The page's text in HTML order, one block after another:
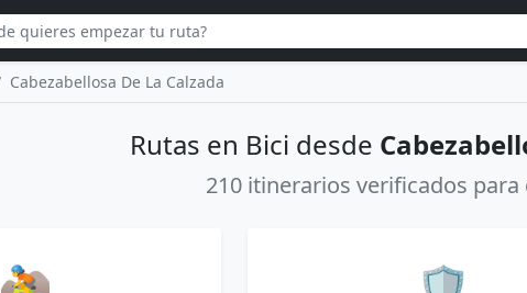
Cabezabellosa De La Calzada
Rutas en Bici desde
210 itinerarios verificados